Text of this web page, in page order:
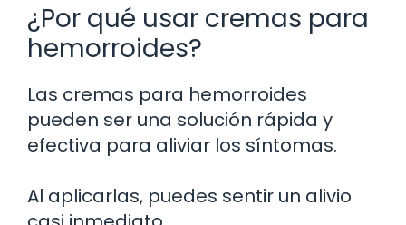
¿Por qué usar cremas para
hemorroides?
Las cremas para hemorroides
pueden ser una solución rápida y
efectiva para aliviar los síntomas.
Al aplicarlas, puedes sentir un alivio